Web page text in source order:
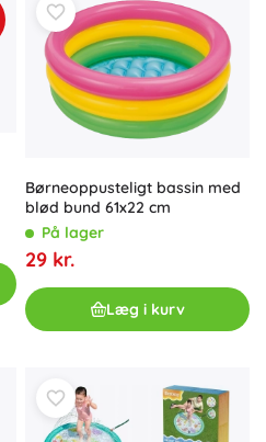
Børneoppusteligt bassin med
blød bund 61x22 cm
På lager
29 kr.
Læg i kurv